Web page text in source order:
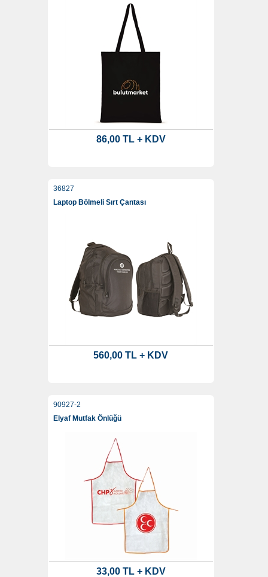
86,00 TL + KDV
36827
Laptop Bölmeli Sırt Çantası
560,00 TL + KDV
90927-2
Elyaf Mutfak Önlüğü
33,00 TL + KDV